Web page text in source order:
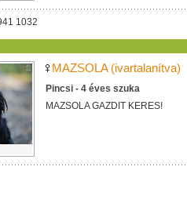
1032
MAZSOLA (ivartalanítva)
Pincsi - 4 éves szuka
MAZSOLA GAZDIT KERES!